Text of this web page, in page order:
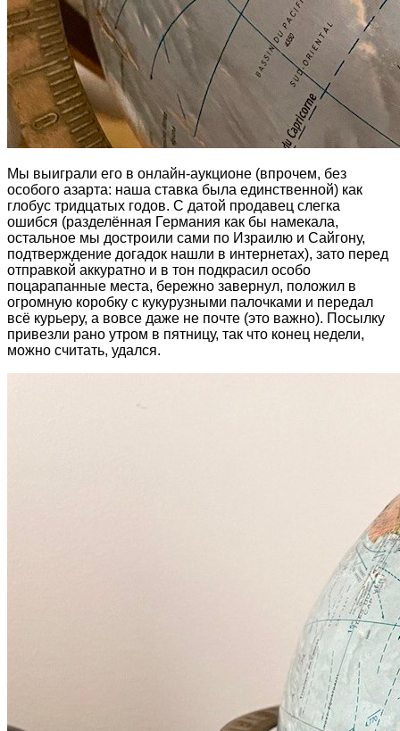
Мы выиграли его в онлайн-аукционе (впрочем, без
особого азарта: наша ставка была единственной) как
глобус тридцатых годов. С датой продавец слегка
ошибся (разделённая Германия как бы намекала,
остальное мы достроили сами по Израилю и Сайгону,
подтверждение догадок нашли в интернетах), зато перед
отправкой аккуратно и в тон подкрасил особо
поцарапанные места, бережно завернул, положил в
огромную коробку с кукурузными палочками и передал
всё курьеру, а вовсе даже не почте (это важно). Посылку
привезли рано утром в пятницу, так что конец недели,
можно считать, удался.